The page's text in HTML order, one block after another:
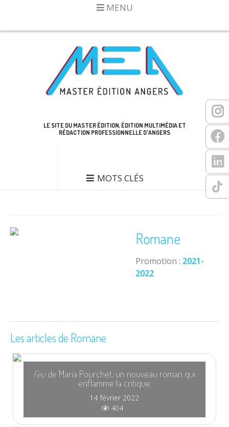
MENU
LE SITE DU MASTER ÉDITION, ÉDITION MULTIMÉDIA ET
RÉDACTION PROFESSIONNELLE D'ANGERS
MOTS CLÉS
Romane
Promotion : 2021-
2022
Les articles de Romane
Feude Maria Pourchet, un nouveau roman qui
enflamme la critique
14 février 2022
404